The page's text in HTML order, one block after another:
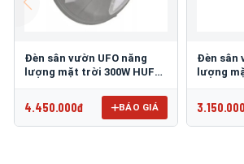
Đèn sân vườn UFO năng
lượng mặt trời 300W HUFA
4.450.000đ BÁO GIÁ
Đèn sân
lượng